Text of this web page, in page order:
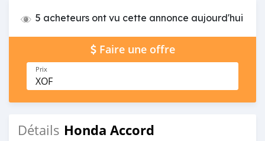
5 acheteurs ont vu cette annonce aujourd'hui
Faire une offre
Prix
XOF
Détails Honda Accord